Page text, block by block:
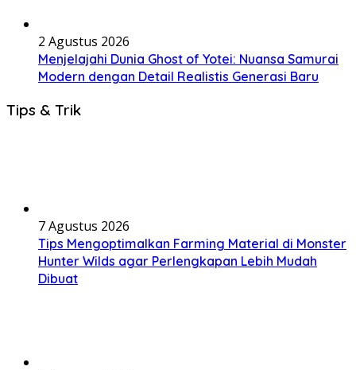
2 Agustus 2026
Menjelajahi Dunia Ghost of Yotei: Nuansa Samurai
Modern dengan Detail Realistis Generasi Baru
Tips & Trik
7 Agustus 2026
Tips Mengoptimalkan Farming Material di Monster
Hunter Wilds agar Perlengkapan Lebih Mudah
Dibuat